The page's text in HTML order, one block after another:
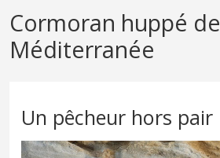
Cormoran huppé de
Méditerranée
Un pêcheur hors pair